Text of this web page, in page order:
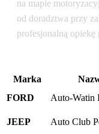
na mapie
od doradztwa przy
profesjonalną opiekę
Marka
FORD
Auto-Watin
JEEP
Auto Club